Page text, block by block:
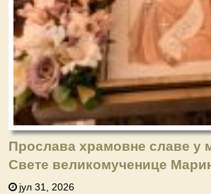
Прослава храмовне славе у
Свете великомученице
јул 31, 2026